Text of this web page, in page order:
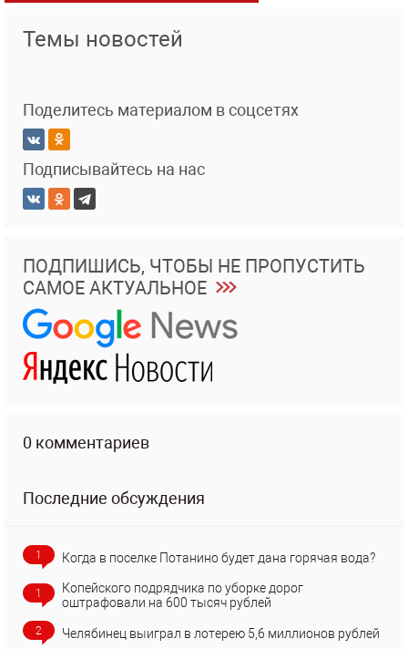
Темы новостей
Поделитесь материалом в соцсетях
Подписывайтесь на нас
ПОДПИШИСЬ, ЧТОБЫ НЕ ПРОПУСТИТЬ
САМОЕ АКТУАЛЬНОЕ
0 комментариев
Последние обсуждения
1 Когда в поселке Потанино будет дана горячая вода?
1
Копейского подрядчика по уборке дорог
оштрафовали на 600 тысяч рублей
2 Челябинец выиграл в лотерею 5,6 миллионов рублей